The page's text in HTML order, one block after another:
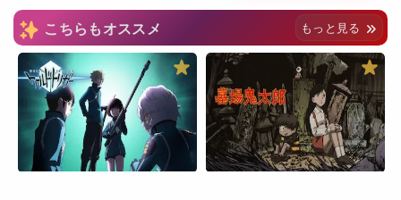
こちらもオススメ もっと見る